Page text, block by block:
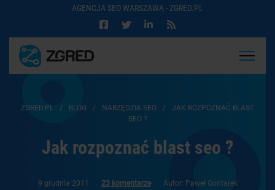
AGENCJA SEO WARSZAWA - ZGRED.PL
ZGRED.PL / BLOG / NARZĘDZIA SEO /
JAK ROZPOZNAĆ BLAST
SEO ?
Jak rozpoznać blast seo ?
9 grudnia 2011 23 komentarze Autor: Paweł Gontarek